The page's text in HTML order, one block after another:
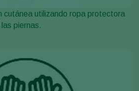
cutánea utilizando ropa protectora
piernas.